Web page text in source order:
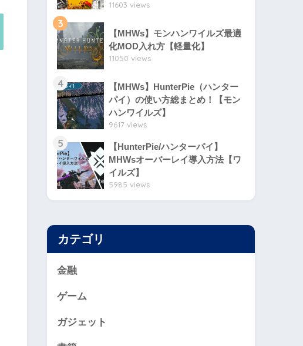
11603 views
3
【MHWs】モンハンワイルズ最適
化MOD入れ方【軽量化】
11050 views
4
【MHWs】HunterPie（ハンター
パイ）の使い方総まとめ！【モン
ハンワイルズ】
9617 views
5
【HunterPie/ハンターパイ】
MHWsオーバーレイ導入方法【ワ
イルズ】
5985 views
カテゴリ
金融
ゲーム
ガジェット